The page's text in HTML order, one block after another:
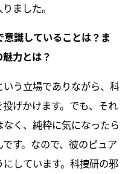
ました。
識していることは？ま
力とは？
う立場でありながら、科
げかけます。でも、それ
く、純粋に気になったら
す。なので、彼のピュア
しています。科捜研の邪